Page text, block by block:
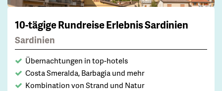
10-tägige Rundreise Erlebnis Sardinien
Sardinien
Übernachtungen in top-hotels
Costa Smeralda, Barbagia und mehr
Kombination von Strand und Natur